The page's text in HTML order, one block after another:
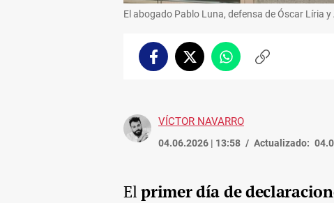
El abogado Pablo Luna, defensa de Óscar Líria
FacebookTwitterWhatsappCopiar
VÍCTOR NAVARRO
04.06.2026 | 13:58 Actualizado:
Elprimer día de